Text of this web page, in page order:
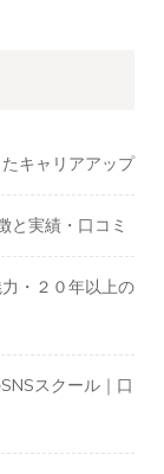
キャリアアップ
と実績・口コミ
・２０年以上の
スクール｜口